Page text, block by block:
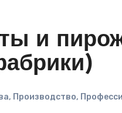
и
, Производство,